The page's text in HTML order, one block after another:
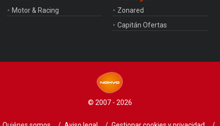
Motor & Racing
Zonared
Capitán Ofertas
© 2007 - 2026